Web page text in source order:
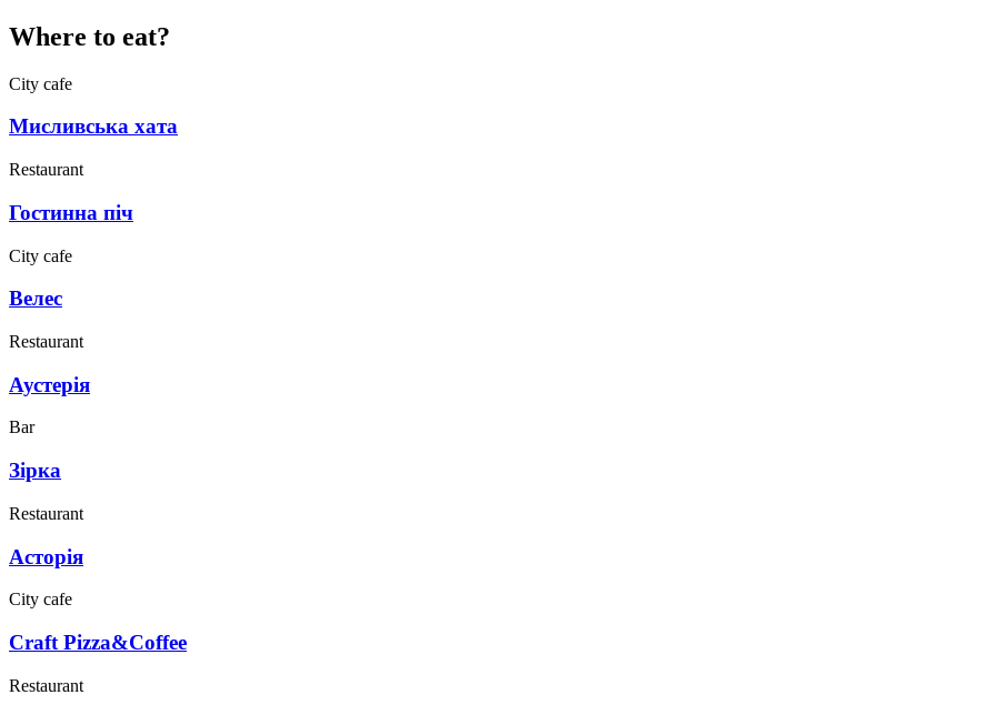
Where to eat?
City cafe
Мисливська хата
Restaurant
Гостинна піч
City cafe
Велес
Restaurant
Аустерія
Bar
Зірка
Restaurant
Асторія
City cafe
Craft Pizza&Coffee
Restaurant